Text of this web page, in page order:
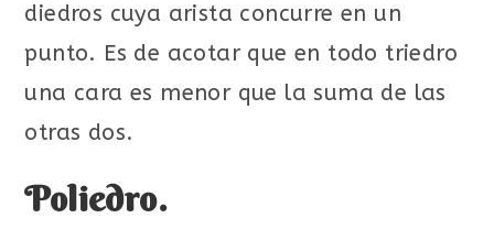
diedros cuya arista concurre en un
punto. Es de acotar que en todo triedro
una cara es menor que la suma de las
otras dos.
Poliedro.